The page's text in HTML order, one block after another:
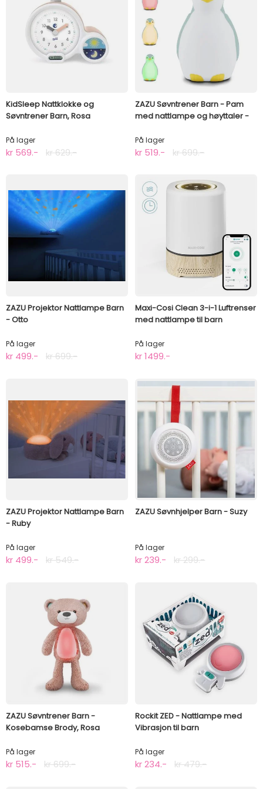
KidSleep Nattklokke og
Søvntrener Barn, Rosa
På lager
kr 569.- kr 629.-
ZAZU Søvntrener Barn - Pam
med nattlampe og høyttaler -
På lager
kr 519.- kr 699.-
ZAZU Projektor Nattlampe Barn
- Otto
På lager
kr 499.- kr 699.-
Maxi-Cosi Clean 3-i-1 Luftrenser
med nattlampe til barn
På lager
kr 1499.-
ZAZU Projektor Nattlampe Barn
- Ruby
På lager
kr 499.- kr 549.-
ZAZU Søvnhjelper Barn - Suzy
På lager
kr 239.- kr 299.-
ZAZU Søvntrener Barn -
Kosebamse Brody, Rosa
På lager
kr 515.- kr 699.-
Rockit ZED - Nattlampe med
Vibrasjon til barn
På lager
kr 234.- kr 479.-